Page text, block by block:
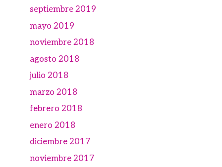
septiembre 2019
mayo 2019
noviembre 2018
agosto 2018
julio 2018
marzo 2018
febrero 2018
enero 2018
diciembre 2017
noviembre 2017